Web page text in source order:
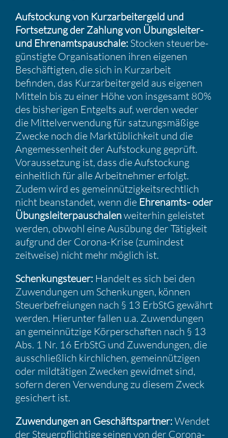
Aufsto­ckung von Kurzar­bei­ter­geld und
Fortset­zung der Zahlung von Übungs­leiter-
und Ehren­amts­pau­schale: Stocken steuer­be­
güns­tigte Organi­sa­tionen ihren eigenen
Beschäf­tigten, die sich in Kurzar­beit
befinden, das Kurzar­bei­ter­geld aus eigenen
Mitteln bis zu einer Höhe von insge­samt 80%
des bishe­rigen Entgelts auf, werden weder
die Mittel­ver­wen­dung für satzungs­mä­ßige
Zwecke noch die Markt­üb­lich­keit und die
Angemes­sen­heit der Aufsto­ckung geprüft.
Voraus­set­zung ist, dass die Aufsto­ckung
einheit­lich für alle Arbeit­nehmer erfolgt.
Zudem wird es gemein­nüt­zig­keits­recht­lich
nicht beanstandet, wenn die Ehren­amts- oder
Übungs­lei­ter­pau­schalenweiterhin geleistet
werden, obwohl eine Ausübung der Tätig­keit
aufgrund der Corona-Krise (zumin­dest
zeitweise) nicht mehr möglich ist.
Schen­kung­steuer: Handelt es sich bei den
Zuwen­dungen um Schen­kungen, können
Steuer­be­frei­ungen nach § 13 ErbStG gewährt
werden. Hierunter fallen u.a. Zuwen­dungen
an gemein­nüt­zige Körper­schaften nach § 13
Abs. 1 Nr. 16 ErbStG und Zuwen­dungen, die
ausschließ­lich kirch­li­chen, gemein­nüt­zigen
oder mildtä­tigen Zwecken gewidmet sind,
sofern deren Verwen­dung zu diesem Zweck
gesichert ist.
Zuwen­dungen an Geschäfts­partner: Wendet
der Steuer­pflich­tige seinen von der Corona-